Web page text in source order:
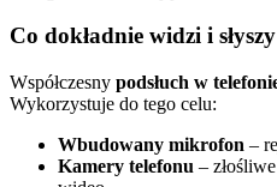
Co dokładnie widzi i
Współczesny podsłuch w
Wykorzystuje do tego celu:
Wbudowany mikrofon –
Kamery telefonu –